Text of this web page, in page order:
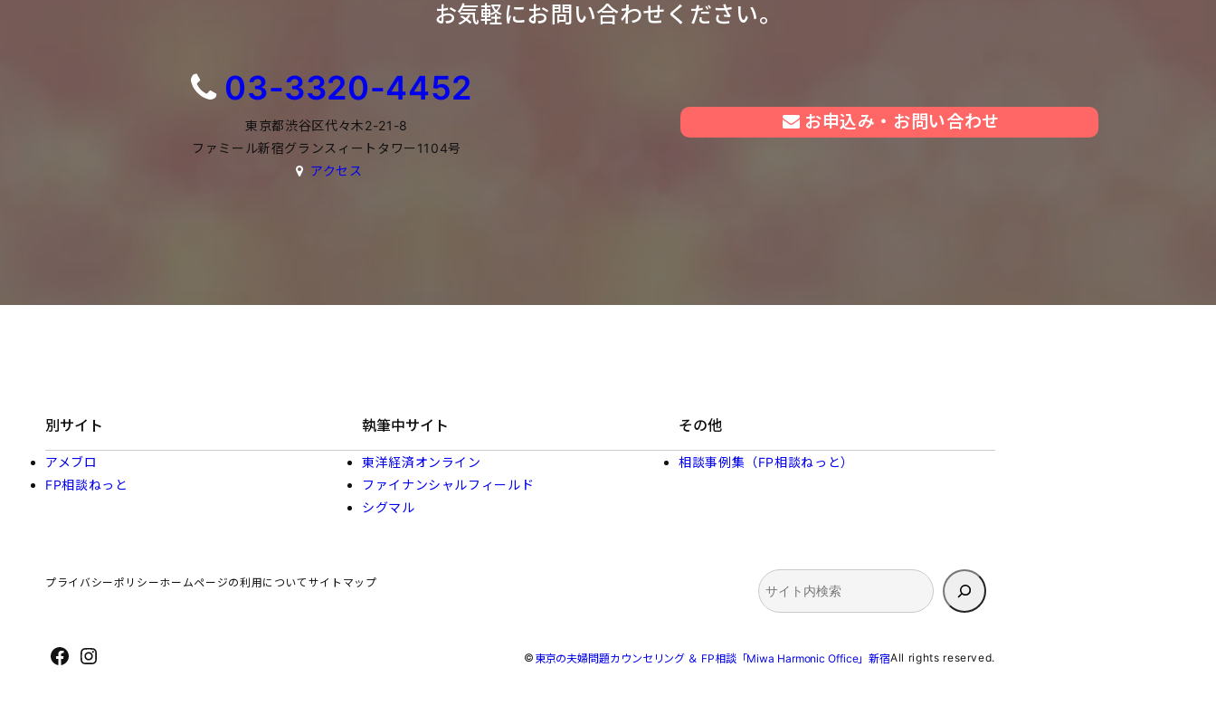
お気軽にお問い合わせください。
03-3320-4452
東京都渋谷区代々木2-21-8
ファミール新宿グランスィートタワー1104号
アクセス
お申込み・お問い合わせ
別サイト
アメブロ
FP相談ねっと
執筆中サイト
東洋経済オンライン
ファイナンシャルフィールド
シグマル
その他
相談事例集（FP相談ねっと）
プライバシーポリシーホームページの利用について サイトマップ
検
索
Facebook
Instagram © 東京の夫婦問題カウンセリング ＆ FP相談「Miwa Harmonic Office」新宿All rights reserved.